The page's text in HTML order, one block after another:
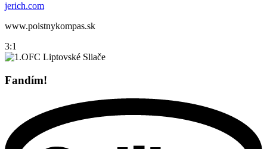
jerich.com
www.poistnykompas.sk
3:1
Fandím!